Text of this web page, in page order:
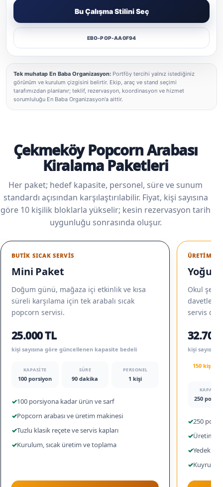
Bu Çalışma Stilini Seç
EBO-POP-AA0F94
Tek muhatap En Baba Organizasyon: Portföy tercihi yalnız istediğiniz
görünüm ve kurulum çizgisini belirtir. Ekip, araç ve stand seçimi
tarafımızdan planlanır; teklif, rezervasyon, koordinasyon ve hizmet
sorumluluğu En Baba Organizasyon'a aittir.
Çekmeköy Popcorn Arabası
Kiralama Paketleri
Her paket; hedef kapasite, personel, süre ve sunum
standardı açısından karşılaştırılabilir. Fiyat, kişi sayısına
göre 10 kişilik bloklarla yükselir; kesin rezervasyon tarih
uygunluğu sonrasında oluşur.
BUTIK SICAK SERVIS
Mini Paket
Doğum günü, mağaza içi etkinlik ve kısa
süreli karşılama için tek arabalı sıcak
popcorn servisi.
25.000 TL
kişi sayısına göre güncellenen kapasite bedeli
KAPASITE
100 porsiyon
SÜRE
90 dakika
PERSONEL
1 kişi
✓100 porsiyona kadar ürün ve sarf
✓Popcorn arabası ve üretim makinesi
✓Tuzlu klasik reçete ve servis kapları
✓Kurulum, sıcak üretim ve toplama
ÜRETIM +
Yoğun
Okul
servis
32.700
kişi
150 kişi
KAPASITE
250
✓250
✓Üretim
✓Yedek
✓Kuyruk